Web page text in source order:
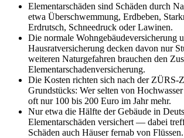
Elementarschäden sind Schäden durch
etwa Überschwemmung, Erdbeben,
Erdrutsch, Schneedruck oder Lawinen.
Die normale Wohngebäudeversicherung
Hausratversicherung decken davon nur
weiteren Naturgefahren brauchen den
Elementarschadenversicherung.
Die Kosten richten sich nach der ZÜRS-
Grundstücks: Wer selten von
oft nur 100 bis 200 Euro im Jahr mehr.
Nur etwa die Hälfte der Gebäude in
Elementarschäden versichert — dabei
Schäden auch Häuser fernab von Flüssen.